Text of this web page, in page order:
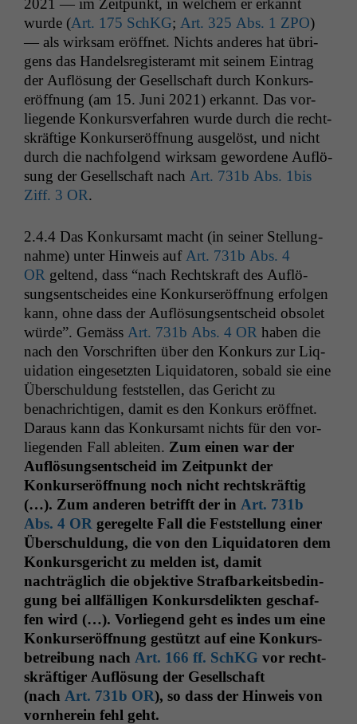
wurde (Art. 175 SchKG; Art. 325 Abs. 1 ZPO)
— als wirk­sam eröffnet. Nichts anderes hat übri­
gens das Han­del­sreg­is­ter­amt mit seinem Ein­trag
der Auflö­sung der Gesellschaft durch Konkurs­
eröff­nung (am 15. Juni 2021) erkan­nt. Das vor­
liegende Konkursver­fahren wurde durch die recht­
skräftige Konkurs­eröff­nung aus­gelöst, und nicht
durch die nach­fol­gend wirk­sam gewor­dene Auflö­
sung der Gesellschaft nach Art. 731b Abs. 1bis
Ziff. 3 OR.
2.4.4 Das Konkur­samt macht (in sein­er Stel­lung­
nahme) unter Hin­weis auf Art. 731b Abs. 4
OR gel­tend, dass “nach Recht­skraft des Auflö­
sungsentschei­des eine Konkurs­eröff­nung erfol­gen
kann, ohne dass der Auflö­sungsentscheid obso­let
würde”. Gemäss Art. 731b Abs. 4 OR haben die
nach den Vorschriften über den Konkurs zur Liq­
ui­da­tion einge­set­zten Liq­uida­toren, sobald sie eine
Über­schul­dung fest­stellen, das Gericht zu
benachrichti­gen, damit es den Konkurs eröffnet.
Daraus kann das Konkur­samt nichts für den vor­
liegen­den Fall ableit­en. Zum einen war der
Auflö­sungsentscheid im Zeit­punkt der
Konkurs­eröff­nung noch nicht recht­skräftig
(…). Zum anderen bet­rifft der in Art. 731b
Abs. 4 OR geregelte Fall die Fest­stel­lung ein­er
Über­schul­dung, die von den Liq­uida­toren dem
Konkurs­gericht zu melden ist, damit
nachträglich die objek­tive Straf­barkeits­be­din­
gung bei allfäl­li­gen Konkurs­de­lik­ten geschaf­
fen wird (…). Vor­liegend geht es indes um eine
Konkurs­eröff­nung gestützt auf eine Konkurs­
be­trei­bung nach Art. 166 ff. SchKG vor recht­
skräftiger Auflö­sung der Gesellschaft
(nach Art. 731b OR), so dass der Hin­weis von
vorn­here­in fehl geht.
Notwendige
Cookies
Diese
Cookies sind
nicht
optional, es
braucht sie,
damit die
Website
korrekt
angezeigt
werden kann.
Statistiken
Um unsere
Website zu
verbessern,
zeichnen
wir
anonyme